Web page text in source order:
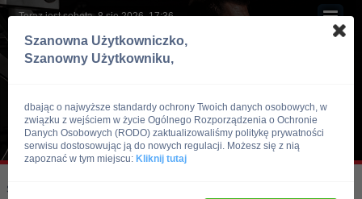
Teraz jest sobota, 8 sie 2026, 17:36
Skocz do:
Szanowna Użytkowniczko,
Szanowny Użytkowniku,
dbając o najwyższe standardy ochrony Twoich danych osobowych, w
związku z wejściem w życie Ogólnego Rozporządzenia o Ochronie
Danych Osobowych (RODO) zaktualizowaliśmy politykę prywatności
serwisu dostosowując ją do nowych regulacji. Możesz się z nią
zapoznać w tym miejscu: Kliknij tutaj